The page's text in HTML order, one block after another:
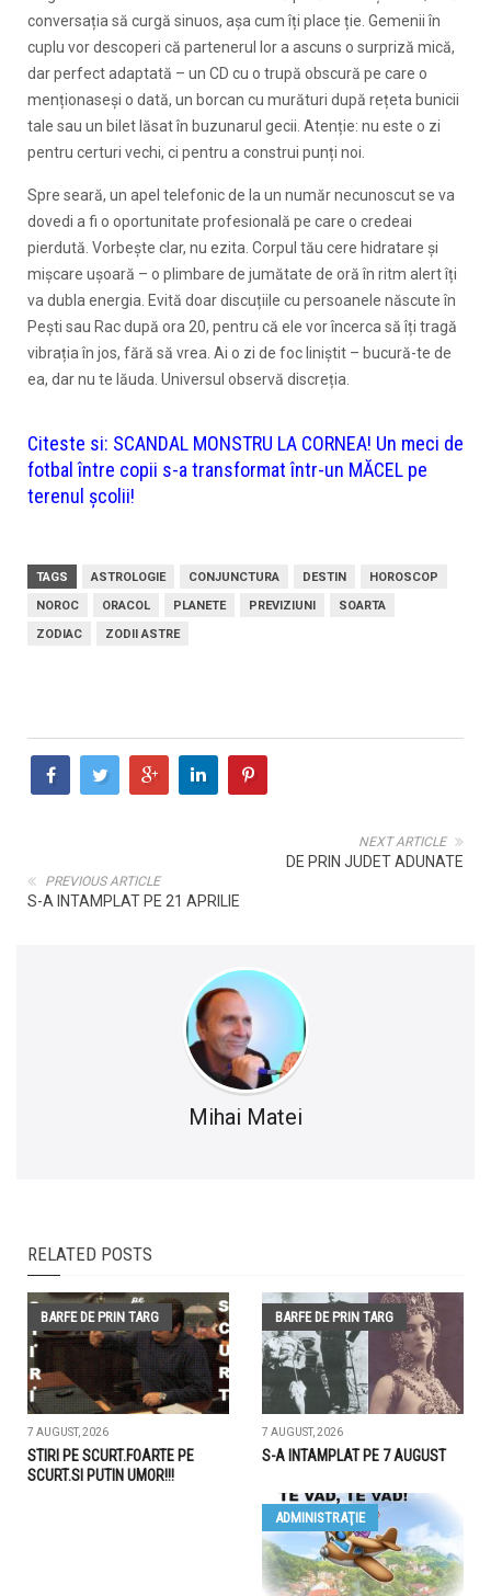
conversația să curgă sinuos, așa cum îți place ție. Gemenii în
cuplu vor descoperi că partenerul lor a ascuns o surpriză mică,
dar perfect adaptată – un CD cu o trupă obscură pe care o
menționaseși o dată, un borcan cu murături după rețeta bunicii
tale sau un bilet lăsat în buzunarul gecii. Atenție: nu este o zi
pentru certuri vechi, ci pentru a construi punți noi.
Spre seară, un apel telefonic de la un număr necunoscut se va
dovedi a fi o oportunitate profesională pe care o credeai
pierdută. Vorbește clar, nu ezita. Corpul tău cere hidratare și
mișcare ușoară – o plimbare de jumătate de oră în ritm alert îți
va dubla energia. Evită doar discuțiile cu persoanele născute în
Pești sau Rac după ora 20, pentru că ele vor încerca să îți tragă
vibrația în jos, fără să vrea. Ai o zi de foc liniștit – bucură-te de
ea, dar nu te lăuda. Universul observă discreția.
Citeste si: SCANDAL MONSTRU LA CORNEA! Un meci de
fotbal între copii s-a transformat într-un MĂCEL pe
terenul școlii!
TAGS ASTROLOGIE CONJUNCTURA DESTIN
HOROSCOP
NOROC
ORACOL PLANETE PREVIZIUNI
SOARTA
ZODIAC
ZODII ASTRE
NEXT ARTICLE
DE PRIN JUDET ADUNATE
PREVIOUS ARTICLE
S-A INTAMPLAT PE 21 APRILIE
Mihai Matei
RELATED POSTS
BARFE DE PRIN TARG
7 AUGUST, 2026
STIRI PE SCURT.FOARTE PE
SCURT.SI PUTIN UMOR!!!
BARFE DE PRIN TARG
7 AUGUST, 2026
S-A INTAMPLAT PE 7 AUGUST
ADMINISTRAŢIE